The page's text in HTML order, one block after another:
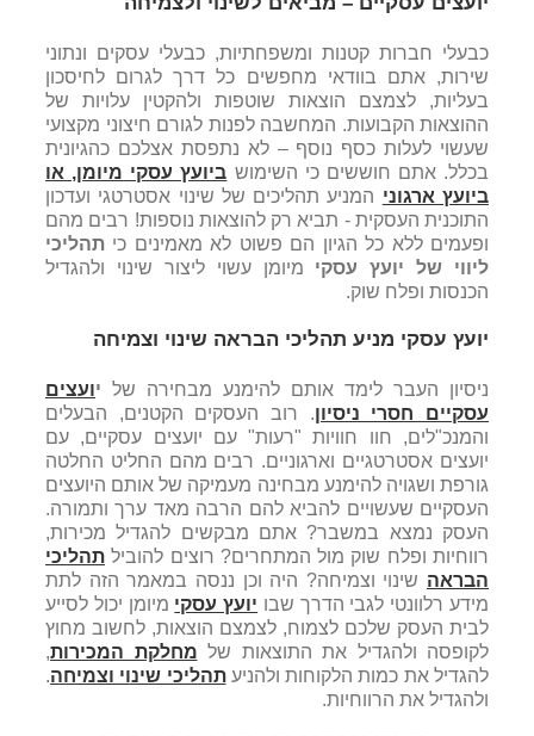
כבעלי חברות קטנות ומשפחתיות, כבעלי עסקים ונתוני
שירות, אתם בוודאי מחפשים כל דרך לגרום לחיסכון
בעליות, לצמצם הוצאות שוטפות ולהקטין עלויות של
ההוצאות הקבועות. המחשבה לפנות לגורם חיצוני מקצועי
שעשוי לעלות כסף נוסף – לא נתפסת אצלכם כהגיונית
בכלל. אתם חוששים כי השימוש ביועץ עסקי מיומן, או
ביועץ ארגוני המניע תהליכים של שינוי אסטרטגי ועדכון
התוכנית העסקית - תביא רק להוצאות נוספות! רבים מהם
ופעמים ללא כל הגיון הם פשוט לא מאמינים כי תהליכי
ליווי של יועץ עסקי מיומן עשוי ליצור שינוי ולהגדיל
הכנסות ופלח שוק.
יועץ עסקי מניע תהליכי הבראה שינוי וצמיחה
ניסיון העבר לימד אותם להימנע מבחירה של יועצים
עסקיים חסרי ניסיון. רוב העסקים הקטנים, הבעלים
והמנכ"לים, חוו חוויות "רעות" עם יועצים עסקיים, עם
יועצים אסטרטגיים וארגוניים. רבים מהם החליט החלטה
גורפת ושגויה להימנע מבחינה מעמיקה של אותם היועצים
העסקיים שעשויים להביא להם הרבה מאד ערך ותמורה.
העסק נמצא במשבר? אתם מבקשים להגדיל מכירות,
רווחיות ופלח שוק מול המתחרים? רוצים להוביל תהליכי
הבראה שינוי וצמיחה? היה וכן ננסה במאמר הזה לתת
מידע רלוונטי לגבי הדרך שבו יועץ עסקי מיומן יכול לסייע
לבית העסק שלכם לצמוח, לצמצם הוצאות, לחשוב מחוץ
לקופסה ולהגדיל את התוצאות של מחלקת המכירות,
להגדיל את כמות הלקוחות ולהניעתהליכי שינוי וצמיחה.
ולהגדיל את הרווחיות.